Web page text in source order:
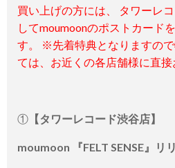
買い上げの方には、 タワーレ
してmoumoonのポストカード
す。 ※先着特典となりますの
ては、お近くの各店舗様に直接
① 【タワーレコード渋谷店】
moumoon 『FELT SENSE』リ